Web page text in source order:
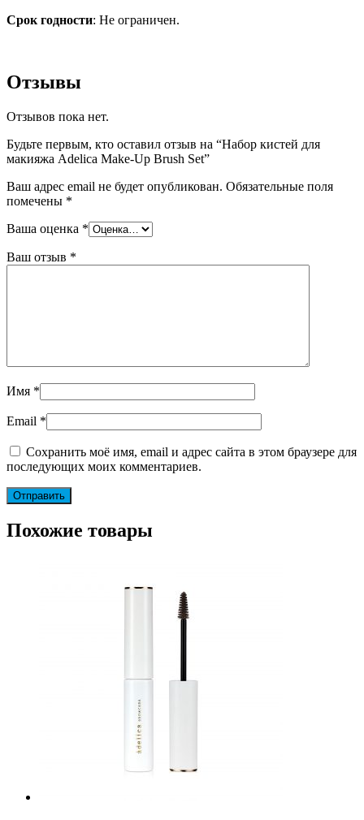
Срок годности: Не ограничен.
Отзывы
Отзывов пока нет.
Будьте первым, кто оставил отзыв на “Набор кистей для
макияжа Adelica Make-Up Brush Set”
Ваш адрес email не будет опубликован. Обязательные поля
помечены *
Ваша оценка *
Ваш отзыв *
Имя *
Email *
Сохранить моё имя, email и адрес сайта в этом браузере для
последующих моих комментариев.
Похожие товары